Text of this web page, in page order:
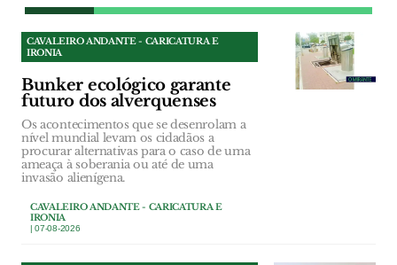
CAVALEIRO ANDANTE - CARICATURA E
IRONIA
Bunker ecológico garante
futuro dos alverquenses
Os acontecimentos que se desenrolam a
nível mundial levam os cidadãos a
procurar alternativas para o caso de uma
ameaça à soberania ou até de uma
invasão alienígena.
CAVALEIRO ANDANTE - CARICATURA E
IRONIA
| 07-08-2026